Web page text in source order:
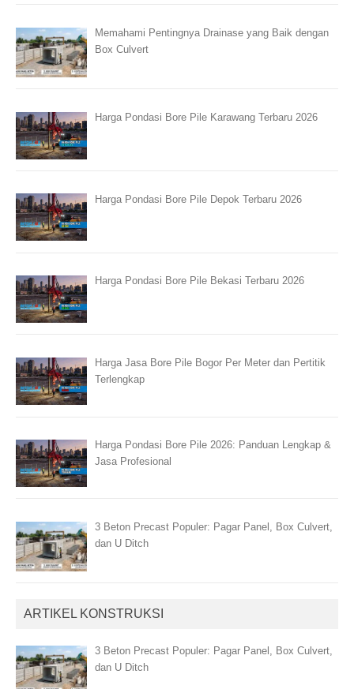
Memahami Pentingnya Drainase yang Baik dengan
Box Culvert
Harga Pondasi Bore Pile Karawang Terbaru 2026
Harga Pondasi Bore Pile Depok Terbaru 2026
Harga Pondasi Bore Pile Bekasi Terbaru 2026
Harga Jasa Bore Pile Bogor Per Meter dan Pertitik
Terlengkap
Harga Pondasi Bore Pile 2026: Panduan Lengkap &
Jasa Profesional
3 Beton Precast Populer: Pagar Panel, Box Culvert,
dan U Ditch
ARTIKEL KONSTRUKSI
3 Beton Precast Populer: Pagar Panel, Box Culvert,
dan U Ditch